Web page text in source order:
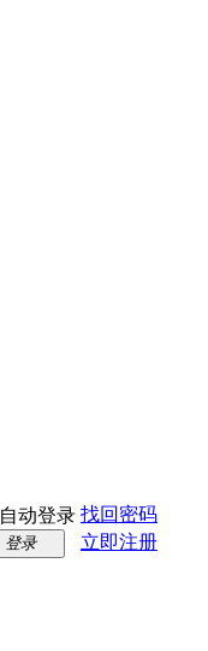
自动登录 找回密码
登录
立即注册